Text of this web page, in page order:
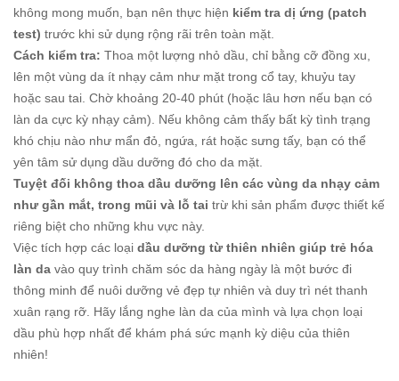
không mong muốn, bạn nên thực hiện kiểm tra dị ứng (patch
test) trước khi sử dụng rộng rãi trên toàn mặt.
Cách kiểm tra: Thoa một lượng nhỏ dầu, chỉ bằng cỡ đồng xu,
lên một vùng da ít nhạy cảm như mặt trong cổ tay, khuỷu tay
hoặc sau tai. Chờ khoảng 20-40 phút (hoặc lâu hơn nếu bạn có
làn da cực kỳ nhạy cảm). Nếu không cảm thấy bất kỳ tình trạng
khó chịu nào như mẩn đỏ, ngứa, rát hoặc sưng tấy, bạn có thể
yên tâm sử dụng dầu dưỡng đó cho da mặt.
Tuyệt đối không thoa dầu dưỡng lên các vùng da nhạy cảm
như gần mắt, trong mũi và lỗ tai trừ khi sản phẩm được thiết kế
riêng biệt cho những khu vực này.
Việc tích hợp các loại dầu dưỡng từ thiên nhiên giúp trẻ hóa
làn da vào quy trình chăm sóc da hàng ngày là một bước đi
thông minh để nuôi dưỡng vẻ đẹp tự nhiên và duy trì nét thanh
xuân rạng rỡ. Hãy lắng nghe làn da của mình và lựa chọn loại
dầu phù hợp nhất để khám phá sức mạnh kỳ diệu của thiên
nhiên!